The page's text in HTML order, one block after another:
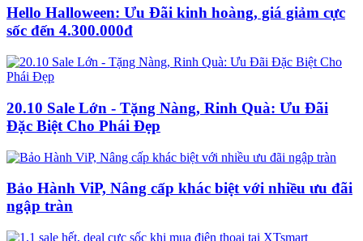
Hello Halloween: Ưu Đãi kinh hoàng, giá giảm cực
sốc đến 4.300.000đ
20.10 Sale Lớn - Tặng Nàng, Rinh Quà: Ưu Đãi
Đặc Biệt Cho Phái Đẹp
Bảo Hành ViP, Nâng cấp khác biệt với nhiều ưu đãi
ngập tràn